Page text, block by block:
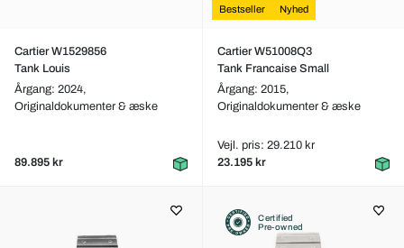
Cartier W1529856
Tank Louis
Årgang: 2024,
Originaldokumenter & æske
89.895 kr
Bestseller Nyhed
Cartier W51008Q3
Tank Francaise Small
Årgang: 2015,
Originaldokumenter & æske
Vejl. pris: 29.210 kr
23.195 kr
Certified
Pre-owned